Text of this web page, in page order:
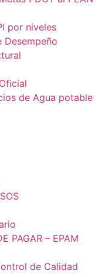
por niveles
Desempeño
de Agua potable
PAGAR – EPAM
de Calidad